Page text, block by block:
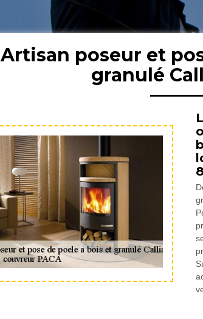
Artisan poseur et
granulé